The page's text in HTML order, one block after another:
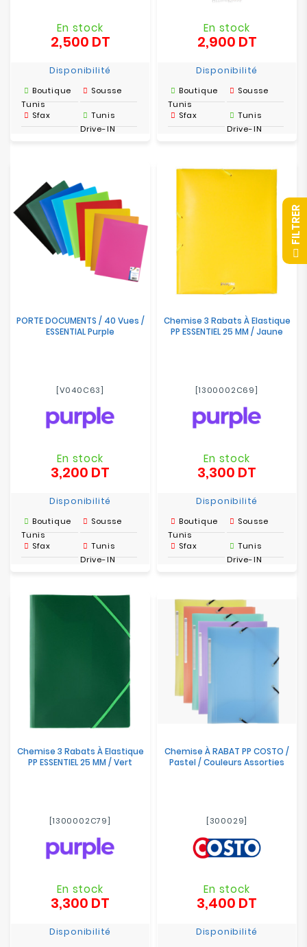
En stock
2,500 DTPrix
Disponibilité
Boutique
Tunis
Sousse
Sfax
Tunis
Drive-IN
En stock
2,900 DTPrix
Disponibilité
Boutique
Tunis
Sousse
Sfax
Tunis
Drive-IN
PORTE DOCUMENTS / 40 Vues /
ESSENTIAL Purple
[V040C63]
En stock
3,200 DT
Disponibilité
Boutique
Tunis
Sousse
Sfax
Tunis
Drive-IN
Chemise 3 Rabats À Elastique
PP ESSENTIEL 25 MM / Jaune
[1300002C69]
En stock
3,300 DT
Disponibilité
Boutique
Tunis
Sousse
Sfax
Tunis
Drive-IN
Chemise 3 Rabats À Elastique
PP ESSENTIEL 25 MM / Vert
[1300002C79]
En stock
3,300 DT
Disponibilité
Chemise À RABAT PP COSTO /
Pastel / Couleurs Assorties
[300029]
En stock
3,400 DT
Disponibilité
R